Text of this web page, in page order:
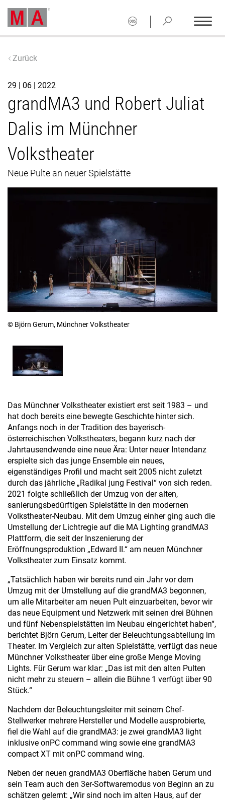
|
Zurück
29 | 06 | 2022
grandMA3 und Robert Juliat
Dalis im Münchner
Volkstheater
Neue Pulte an neuer Spielstätte
© Björn Gerum, Münchner Volkstheater
Das Münchner Volkstheater existiert erst seit 1983 – und
hat doch bereits eine bewegte Geschichte hinter sich.
Anfangs noch in der Tradition des bayerisch-
österreichischen Volkstheaters, begann kurz nach der
Jahrtausendwende eine neue Ära: Unter neuer Intendanz
erspielte sich das junge Ensemble ein neues,
eigenständiges Profil und macht seit 2005 nicht zuletzt
durch das jährliche „Radikal jung Festival“ von sich reden.
2021 folgte schließlich der Umzug von der alten,
sanierungsbedürftigen Spielstätte in den modernen
Volkstheater-Neubau. Mit dem Umzug einher ging auch die
Umstellung der Lichtregie auf die MA Lighting grandMA3
Plattform, die seit der Inszenierung der
Eröffnungsproduktion „Edward II.“ am neuen Münchner
Volkstheater zum Einsatz kommt.
„Tatsächlich haben wir bereits rund ein Jahr vor dem
Umzug mit der Umstellung auf die grandMA3 begonnen,
um alle Mitarbeiter am neuen Pult einzuarbeiten, bevor wir
das neue Equipment und Netzwerk mit seinen drei Bühnen
und fünf Nebenspielstätten im Neubau eingerichtet haben“,
berichtet Björn Gerum, Leiter der Beleuchtungsabteilung im
Theater. Im Vergleich zur alten Spielstätte, verfügt das neue
Münchner Volkstheater über eine große Menge Moving
Lights. Für Gerum war klar: „Das ist mit den alten Pulten
nicht mehr zu steuern – allein die Bühne 1 verfügt über 90
Stück.“
Nachdem der Beleuchtungsleiter mit seinem Chef-
Stellwerker mehrere Hersteller und Modelle ausprobierte,
fiel die Wahl auf die grandMA3: je zwei grandMA3 light
inklusive onPC command wing sowie eine grandMA3
compact XT mit onPC command wing.
Neben der neuen grandMA3 Oberfläche haben Gerum und
sein Team auch den 3er-Softwaremodus von Beginn an zu
schätzen gelernt: „Wir sind noch im alten Haus, auf der